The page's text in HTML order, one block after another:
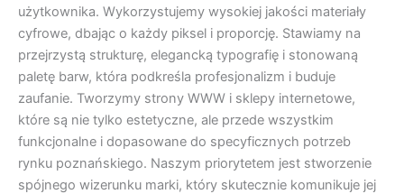
użytkownika. Wykorzystujemy wysokiej jakości materiały
cyfrowe, dbając o każdy piksel i proporcję. Stawiamy na
przejrzystą strukturę, elegancką typografię i stonowaną
paletę barw, która podkreśla profesjonalizm i buduje
zaufanie. Tworzymy strony WWW i sklepy internetowe,
które są nie tylko estetyczne, ale przede wszystkim
funkcjonalne i dopasowane do specyficznych potrzeb
rynku poznańskiego. Naszym priorytetem jest stworzenie
spójnego wizerunku marki, który skutecznie komunikuje jej